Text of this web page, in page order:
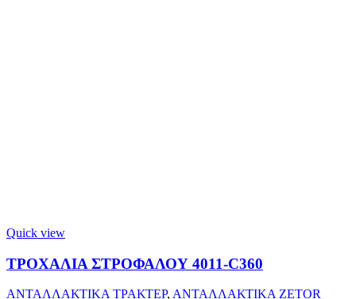
Quick view
ΤΡΟΧΑΛΙΑ ΣΤΡΟΦΑΛΟΥ 4011-C360
ΑΝΤΑΛΛΑΚΤΙΚΑ ΤΡΑΚΤΕΡ, ΑΝΤΑΛΛΑΚΤΙΚΑ ZETOR